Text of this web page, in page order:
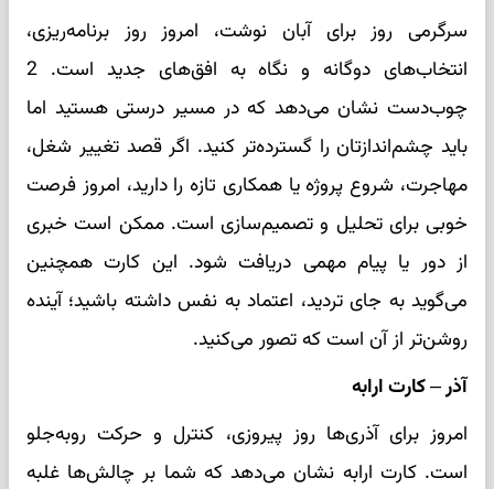
سرگرمی روز برای آبان نوشت، امروز روز برنامه‌ریزی،
انتخاب‌های دوگانه و نگاه به افق‌های جدید است. 2
چوب‌دست نشان می‌دهد که در مسیر درستی هستید اما
باید چشم‌اندازتان را گسترده‌تر کنید. اگر قصد تغییر شغل،
مهاجرت، شروع پروژه یا همکاری تازه را دارید، امروز فرصت
خوبی برای تحلیل و تصمیم‌سازی است. ممکن است خبری
از دور یا پیام مهمی دریافت شود. این کارت همچنین
می‌گوید به جای تردید، اعتماد به نفس داشته باشید؛ آینده
روشن‌تر از آن است که تصور می‌کنید.
آذر – کارت ارابه
امروز برای آذری‌ها روز پیروزی، کنترل و حرکت روبه‌جلو
است. کارت ارابه نشان می‌دهد که شما بر چالش‌ها غلبه